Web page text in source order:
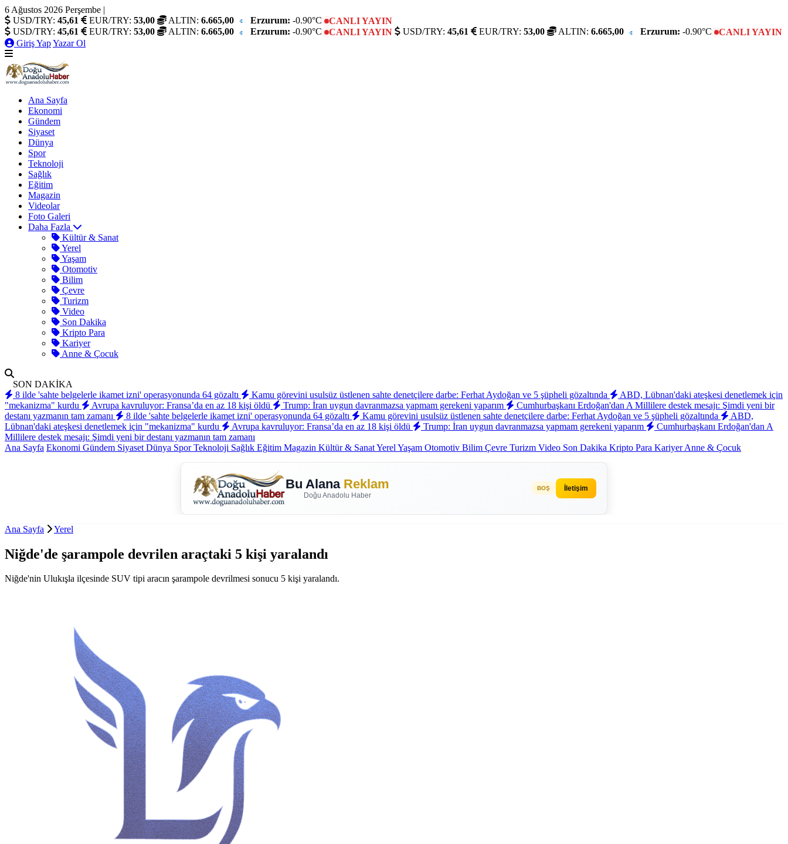
6 Ağustos 2026 Perşembe |
USD/TRY: 45,61 EUR/TRY: 53,00 ALTIN: 6.665,00 Erzurum: -0.90°C
CANLI YAYIN
USD/TRY: 45,61 EUR/TRY: 53,00 ALTIN: 6.665,00 Erzurum: -0.90°C CANLI YAYIN USD/TRY: 45,61 EUR/TRY: 53,00 ALTIN: 6.665,00 Erzurum: -0.90°C
CANLI YAYIN
Giriş YapYazar Ol
Ana Sayfa
Ekonomi
Gündem
Siyaset
Dünya
Spor
Teknoloji
Sağlık
Eğitim
Magazin
Videolar
Foto Galeri
Daha Fazla
Kültür & Sanat
Yerel
Yaşam
Otomotiv
Bilim
Çevre
Turizm
Video
Son Dakika
Kripto Para
Kariyer
Anne & Çocuk
SON DAKİKA
8 ilde 'sahte belgelerle ikamet izni' operasyonunda 64 gözaltı
Kamu görevini usulsüz üstlenen sahte denetçilere darbe: Ferhat Aydoğan ve 5 şüpheli gözaltında
ABD, Lübnan'daki ateşkesi denetlemek için
"mekanizma" kurdu
Avrupa kavruluyor: Fransa’da en az 18 kişi öldü Trump: İran uygun davranmazsa yapmam gerekeni yaparım
Cumhurbaşkanı Erdoğan'dan A Millilere destek mesajı: Şimdi yeni bir
destanı yazmanın tam zamanı
8 ilde 'sahte belgelerle ikamet izni' operasyonunda 64 gözaltı Kamu görevini usulsüz üstlenen sahte denetçilere darbe: Ferhat Aydoğan ve 5 şüpheli gözaltında
ABD,
Lübnan'daki ateşkesi denetlemek için "mekanizma" kurdu
Avrupa kavruluyor: Fransa’da en az 18 kişi öldü Trump: İran uygun davranmazsa yapmam gerekeni yaparım
Cumhurbaşkanı Erdoğan'dan A
Millilere destek mesajı: Şimdi yeni bir destanı yazmanın tam zamanı
Ana Sayfa Ekonomi Gündem Siyaset Dünya SporTeknoloji Sağlık Eğitim Magazin Kültür & SanatYerel Yaşam Otomotiv Bilim Çevre Turizm Video Son Dakika Kripto Para KariyerAnne & Çocuk
Bu Alana Reklam
Doğu Anadolu Haber
BOŞ İletişim
Ana Sayfa Yerel
Niğde'de şarampole devrilen araçtaki 5 kişi yaralandı
Niğde'nin Ulukışla ilçesinde SUV tipi aracın şarampole devrilmesi sonucu 5 kişi yaralandı.